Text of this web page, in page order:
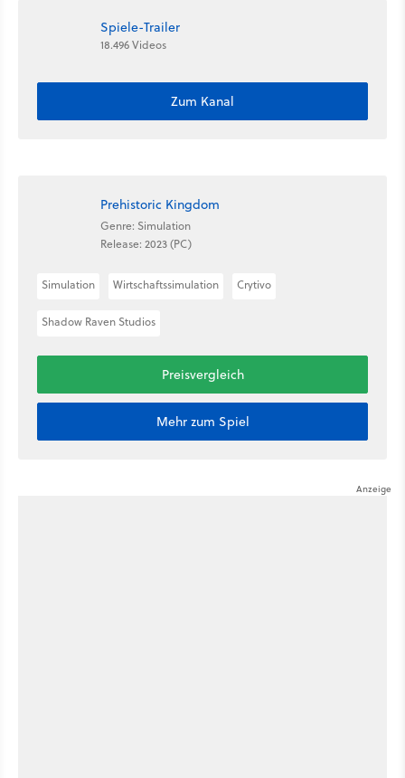
Spiele-Trailer
18.496 Videos
Zum Kanal
Prehistoric Kingdom
Genre: Simulation
Release: 2023 (PC)
Simulation Wirtschaftssimulation Crytivo
Shadow Raven Studios
Preisvergleich
Mehr zum Spiel